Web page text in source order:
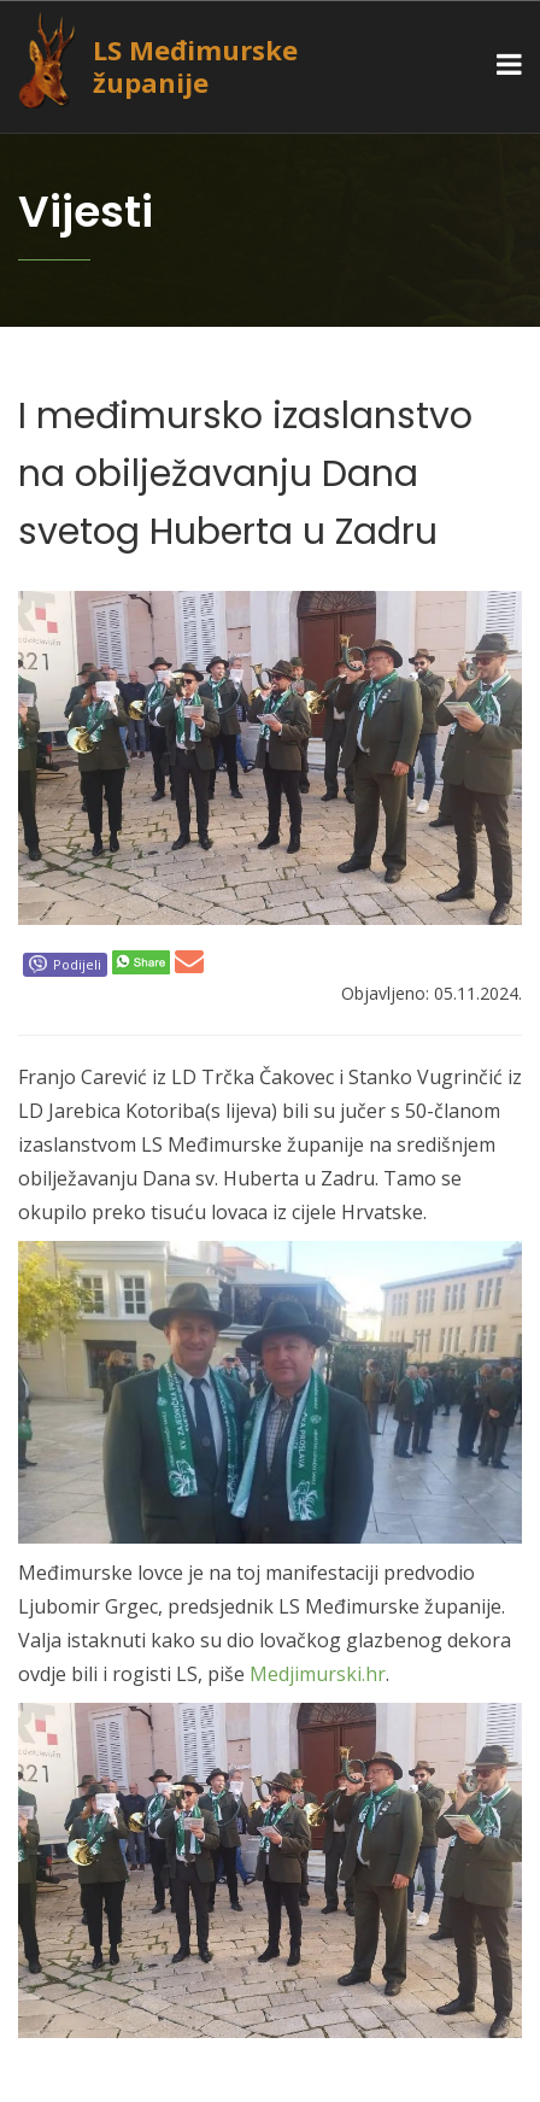
LS Međimurske
županije
Vijesti
I međimursko izaslanstvo
na obilježavanju Dana
svetog Huberta u Zadru
Podijeli
Objavljeno: 05.11.2024.
Franjo Carević iz LD Trčka Čakovec i Stanko Vugrinčić iz
LD Jarebica Kotoriba(s lijeva) bili su jučer s 50-članom
izaslanstvom LS Međimurske županije na središnjem
obilježavanju Dana sv. Huberta u Zadru. Tamo se
okupilo preko tisuću lovaca iz cijele Hrvatske.
Međimurske lovce je na toj manifestaciji predvodio
Ljubomir Grgec, predsjednik LS Međimurske županije.
Valja istaknuti kako su dio lovačkog glazbenog dekora
ovdje bili i rogisti LS, piše Medjimurski.hr.